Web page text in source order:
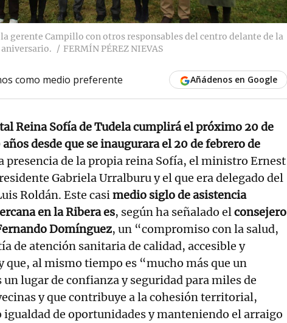
gerente Campillo con otros responsables del centro delante de la
FERMÍN PÉREZ NIEVAS
como medio preferente Añádenos en Google
Reina Sofía de Tudela cumplirá el próximo 20 de
desde que se inaugurara el 20 de febrero de
presencia de la propia reina Sofía, el ministro Ernest
Gabriela Urralburu y el que era delegado del
Roldán. Este casimedio siglo de asistencia
en la Ribera es, según ha señalado elconsejero
Domínguez, un “compromiso con la salud,
de atención sanitaria de calidad, accesible y
que, al mismo tiempo es “mucho más que un
lugar de confianza y seguridad para miles de
y que contribuye a la cohesión territorial,
igualdad de oportunidades y manteniendo el arraigo